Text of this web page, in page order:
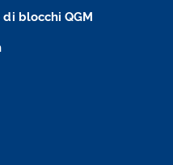
blocchi QGM